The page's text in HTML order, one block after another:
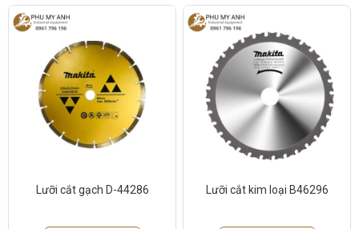
Lưỡi cắt gạch D-44286 Lưỡi cắt kim loại B46296